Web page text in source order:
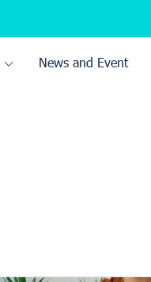
News and Event